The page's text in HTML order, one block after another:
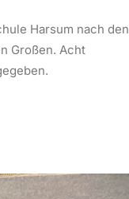
Harsum nach den
Großen. Acht